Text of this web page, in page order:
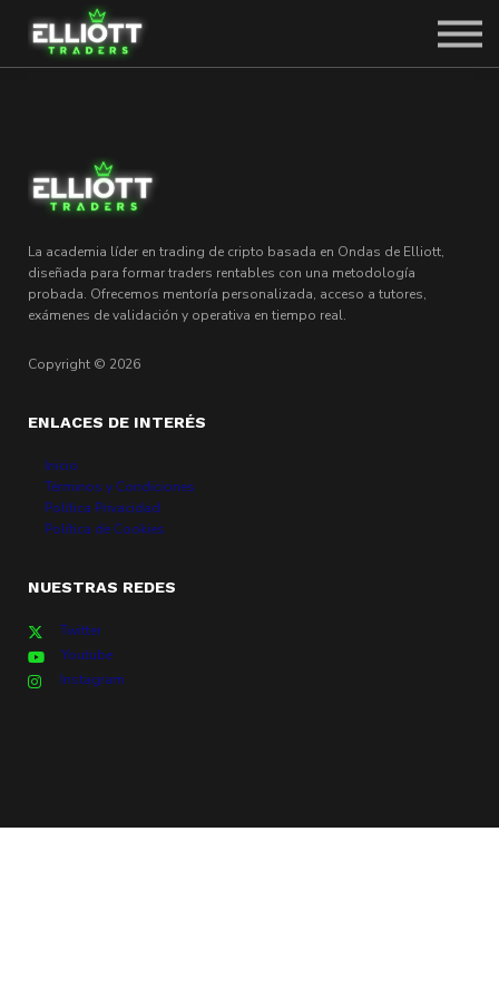
SOLICITAR PLAZA
La academia líder en trading de cripto basada en Ondas de Elliott,
diseñada para formar traders rentables con una metodología
probada. Ofrecemos mentoría personalizada, acceso a tutores,
exámenes de validación y operativa en tiempo real.
Copyright © 2026
ENLACES DE INTERÉS
Inicio
Términos y Condiciones
Política Privacidad
Política de Cookies
NUESTRAS REDES
Twitter
Youtube
Instagram